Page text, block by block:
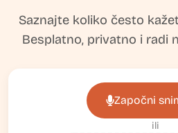
Saznajte koliko često
Besplatno, privatno i radi
Započni
ili